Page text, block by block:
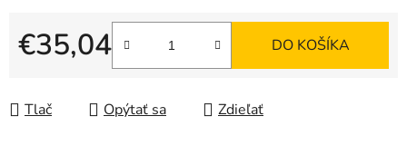
€35,04
Jednotková cena:
DO KOŠÍKA
Tlač Opýtať sa Zdieľať